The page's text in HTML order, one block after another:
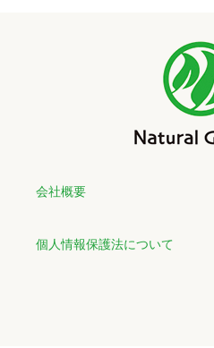
会社概要
個人情報保護法について